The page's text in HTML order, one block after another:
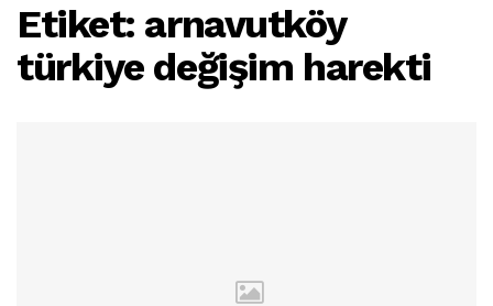
Etiket: arnavutköy
türkiye değişim harekti